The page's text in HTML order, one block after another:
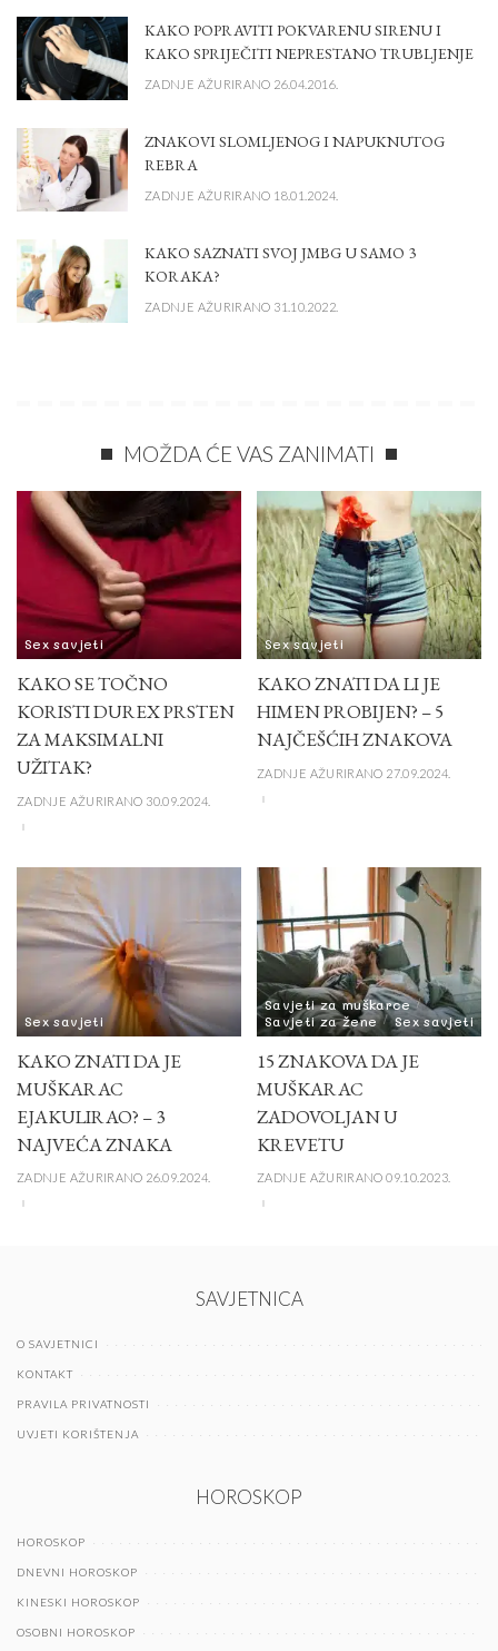
KAKO POPRAVITI POKVARENU SIRENU I
KAKO SPRIJEČITI NEPRESTANO TRUBLJENJE
ZADNJE AŽURIRANO 26.04.2016.
ZNAKOVI SLOMLJENOG I NAPUKNUTOG
REBRA
ZADNJE AŽURIRANO 18.01.2024.
KAKO SAZNATI SVOJ JMBG U SAMO 3
KORAKA?
ZADNJE AŽURIRANO 31.10.2022.
MOŽDA ĆE VAS ZANIMATI
Sex savjeti
KAKO SE TOČNO
KORISTI DUREX PRSTEN
ZA MAKSIMALNI
UŽITAK?
ZADNJE AŽURIRANO 30.09.2024.
Sex savjeti
KAKO ZNATI DA LI JE
HIMEN PROBIJEN? – 5
NAJČEŠĆIH ZNAKOVA
ZADNJE AŽURIRANO 27.09.2024.
Sex savjeti
KAKO ZNATI DA JE
MUŠKARAC
EJAKULIRAO? – 3
NAJVEĆA ZNAKA
ZADNJE AŽURIRANO 26.09.2024.
Savjeti za muškarce
Savjeti za žene
Sex savjeti
15 ZNAKOVA DA JE
MUŠKARAC
ZADOVOLJAN U
KREVETU
ZADNJE AŽURIRANO 09.10.2023.
SAVJETNICA
O SAVJETNICI
KONTAKT
PRAVILA PRIVATNOSTI
UVJETI KORIŠTENJA
HOROSKOP
HOROSKOP
DNEVNI HOROSKOP
KINESKI HOROSKOP
OSOBNI HOROSKOP